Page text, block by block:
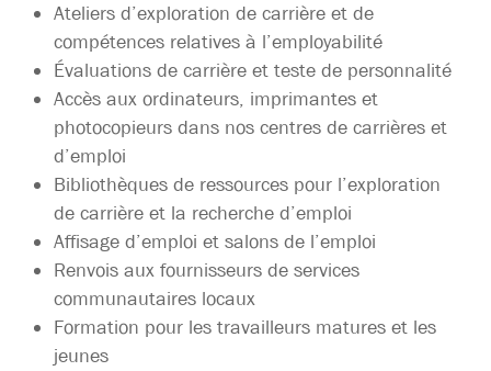
Ateliers d’exploration de carrière et de
compétences relatives à l’employabilité
Évaluations de carrière et teste de personnalité
Accès aux ordinateurs, imprimantes et
photocopieurs dans nos centres de carrières et
d’emploi
Bibliothèques de ressources pour l’exploration
de carrière et la recherche d’emploi
Affisage d’emploi et salons de l’emploi
Renvois aux fournisseurs de services
communautaires locaux
Formation pour les travailleurs matures et les
jeunes